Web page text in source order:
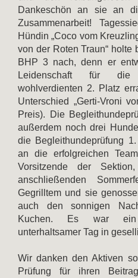
Dankeschön an sie an
Zusammenarbeit!
Hündin „Coco vom
von der Roten Traun“
BHP 3 nach, denn er
Leidenschaft für die
wohlverdienten 2. Platz
Unterschied „Gerti-Vroni
Preis). Die
außerdem noch drei
die Begleithundeprüfung
an die erfolgreichen
Vorsitzende der
anschließenden
Gegrilltem und sie
auch den sonnigen
Kuchen. Es war ein
unterhaltsamer Tag in
Wir danken den Aktiven
Prüfung für ihren